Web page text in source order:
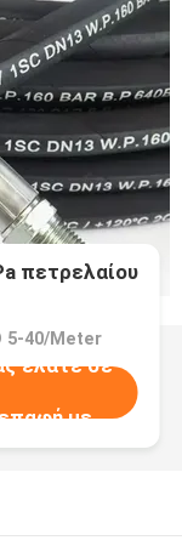
πετρελαίου
5-40/Meter
ελάτε σε
με